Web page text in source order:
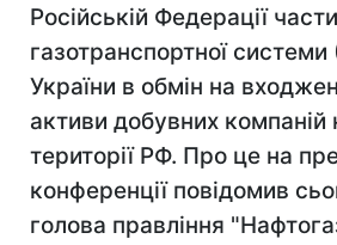
Російській Федерації
газотранспортної
України в обмін на
активи добувних компаній
території РФ. Про це на
конференції повідомив
голова правління